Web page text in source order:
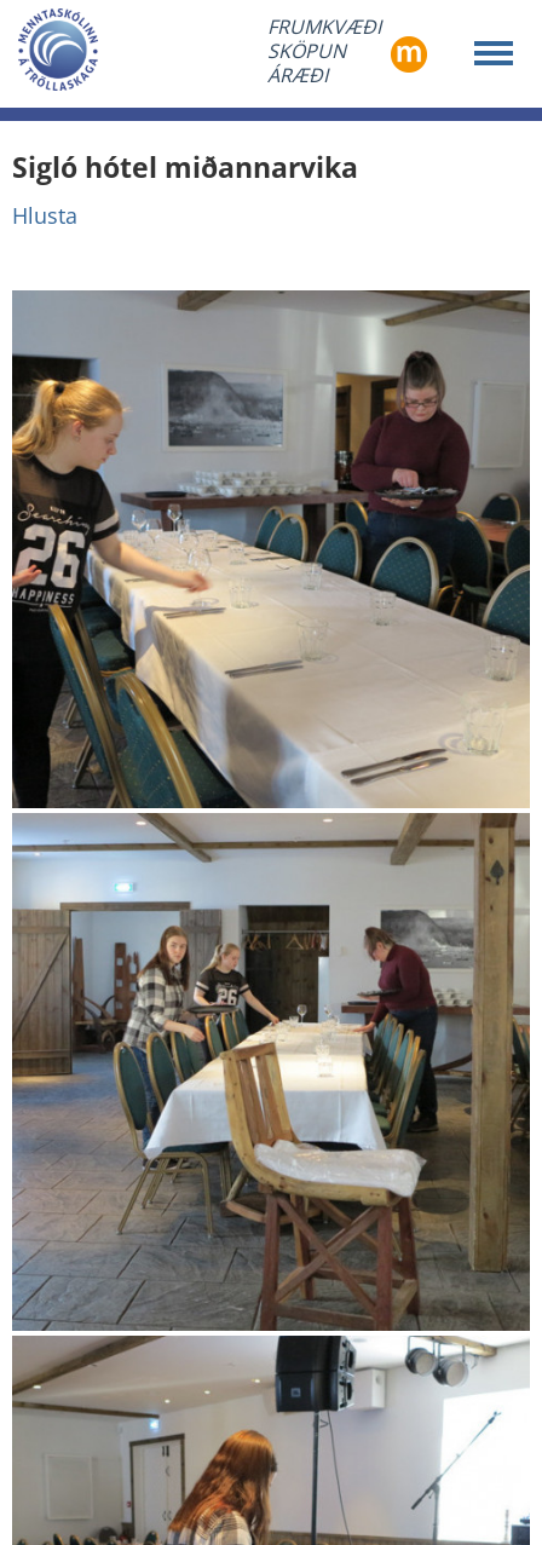
FRUMKVÆÐI
SKÖPUN
ÁRÆÐI
Sigló hótel miðannarvika
Hlusta